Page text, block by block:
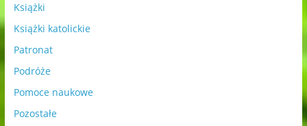
Książki
Książki katolickie
Patronat
Podróże
Pomoce naukowe
Pozostałe